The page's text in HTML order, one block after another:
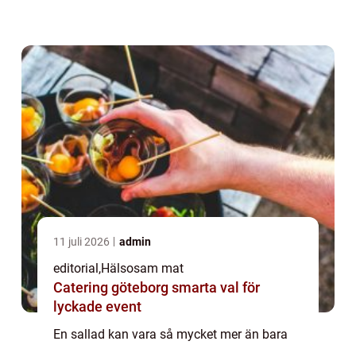
11 juli 2026 admin
editorial,Hälsosam mat
Catering göteborg smarta val för
lyckade event
En sallad kan vara så mycket mer än bara